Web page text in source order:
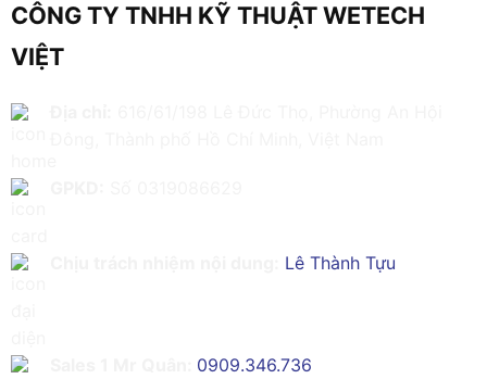
CÔNG TY TNHH KỸ THUẬT WETECH
VIỆT
Lê Thành Tựu
0909.346.736